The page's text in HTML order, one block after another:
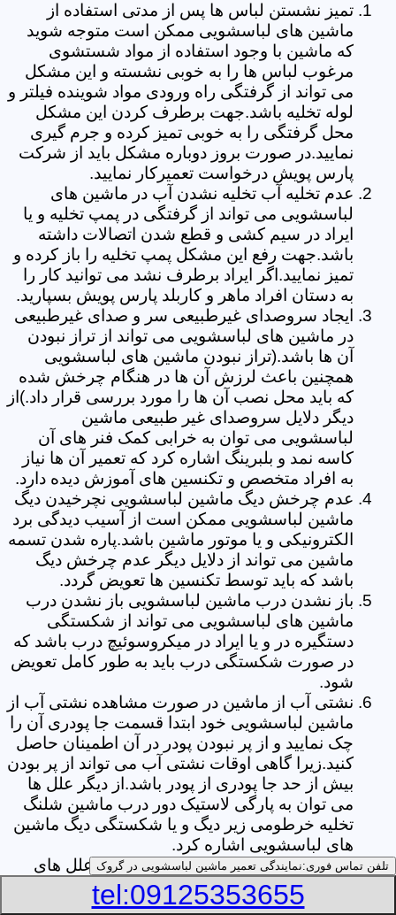
تمیز نشستن لباس ها پس از مدتی استفاده از
ماشین های لباسشویی ممکن است متوجه شوید
که ماشین با وجود استفاده از مواد شستشوی
مرغوب لباس ها را به خوبی نشسته و این مشکل
می تواند از گرفتگی راه ورودی مواد شوینده فیلتر و
لوله تخلیه باشد.جهت برطرف کردن این مشکل
محل گرفتگی را به خوبی تمیز کرده و جرم گیری
نمایید.در صورت بروز دوباره مشکل باید از شرکت
پارس پویش درخواست تعمیرکار نمایید.
عدم تخلیه آب تخلیه نشدن آب در ماشین های
لباسشویی می تواند از گرفتگی در پمپ تخلیه و یا
ایراد در سیم کشی و قطع شدن اتصالات داشته
باشد.جهت رفع این مشکل پمپ تخلیه را باز کرده و
تمیز نمایید.اگر ایراد برطرف نشد می توانید کار را
به دستان افراد ماهر و کاربلد پارس پویش بسپارید.
ایجاد سروصدای غیرطبیعی سر و صدای غیرطبیعی
در ماشین های لباسشویی می تواند از تراز نبودن
آن ها باشد.(تراز نبودن ماشین های لباسشویی
همچنین باعث لرزش آن ها در هنگام چرخش شده
که باید محل نصب آن ها را مورد بررسی قرار داد.)از
دیگر دلایل سروصدای غیر طبیعی ماشین
لباسشویی می توان به خرابی کمک فنر های آن
کاسه نمد و بلبرینگ اشاره کرد که تعمیر آن ها نیاز
به افراد متخصص و تکنسین های آموزش دیده دارد.
عدم چرخش دیگ ماشین لباسشویی نچرخیدن دیگ
ماشین لباسشویی ممکن است از آسیب دیدگی برد
الکترونیکی و یا موتور ماشین باشد.پاره شدن تسمه
ماشین می تواند از دلایل دیگر عدم چرخش دیگ
باشد که باید توسط تکنسین ها تعویض گردد.
باز نشدن درب ماشین لباسشویی باز نشدن درب
ماشین های لباسشویی می تواند از شکستگی
دستگیره در و یا ایراد در میکروسوئیچ درب باشد که
در صورت شکستگی درب باید به طور کامل تعویض
شود.
نشتی آب از ماشین در صورت مشاهده نشتی آب از
ماشین لباسشویی خود ابتدا قسمت جا پودری آن را
چک نمایید و از پر نبودن پودر در آن اطمینان حاصل
کنید.زیرا گاهی اوقات نشتی آب می تواند از پر بودن
بیش از حد جا پودری از پودر باشد.از دیگر علل ها
می توان به پارگی لاستیک دور درب ماشین شلنگ
تخلیه خرطومی زیر دیگ و یا شکستگی دیگ ماشین
های لباسشویی اشاره کرد.
خشک نکردن لباس ها یکی از بیشترین علل های
خشک نکردن لباس ها توسط ماشین های
لباسشویی پر کردن دیگ آن ها بیش از حد ظرفیت
تلفن تماس فوری:نمایندگی تعمیر ماشین لباسشویی در گروک
tel:09125353655